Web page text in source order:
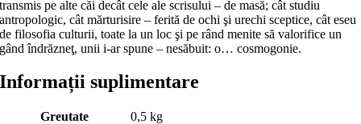
transmis pe alte căi decât cele ale scrisului – de masă; cât studiu
antropologic, cât mărturisire – ferită de ochi şi urechi sceptice, cât eseu
de filosofia culturii, toate la un loc şi pe rând menite să valorifice un
gând îndrăzneţ, unii i-ar spune – nesăbuit: o… cosmogonie.
Informații suplimentare
Greutate 0,5 kg